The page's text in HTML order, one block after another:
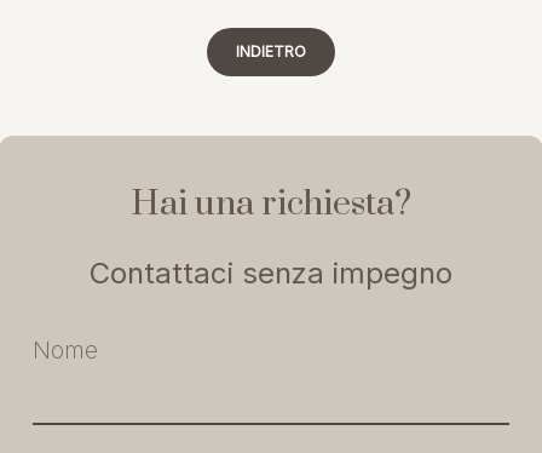
INDIETRO
Hai una richiesta?
Contattaci senza impegno
Nome